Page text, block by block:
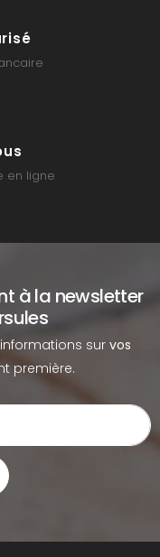
en ligne
à la newsletter
sur vos
première.